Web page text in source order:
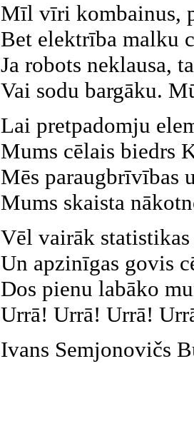
Mīl vīri kombainus,
Bet elektrība malku
Ja robots neklausa,
Vai sodu bargāku.
Lai pretpadomju
Mums cēlais biedrs
Mēs paraugbrīvības
Mums skaista
Vēl vairāk
Un apzinīgas govis
Dos pienu labāko
Urrā! Urrā! Urrā!
Ivans Semjonovičs